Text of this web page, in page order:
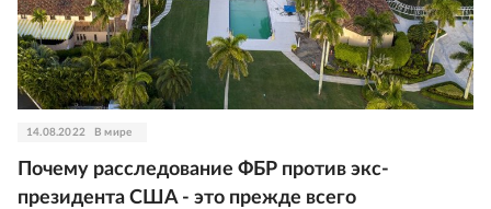
14.08.2022 В мире
Почему расследование ФБР против экс-
президента США - это прежде всего